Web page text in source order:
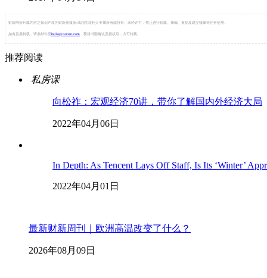
财新网所刊载内容之知识产权为财新传媒及/或相关权利人专属所有或持有。未经许可，禁止进行转载、摘编、复制及建立镜像等任何使用。
如有意愿转载，请发邮件至 hello@caixin.com ，获得书面确认及授权后，方可转载。
推荐阅读
私房课
向松祚：宏观经济70讲，带你了解国内外经济大局
2022年04月06日
In Depth: As Tencent Lays Off Staff, Is Its ‘Winter’
2022年04月01日
最新财新周刊｜欧洲高温改变了什么？
2026年08月09日